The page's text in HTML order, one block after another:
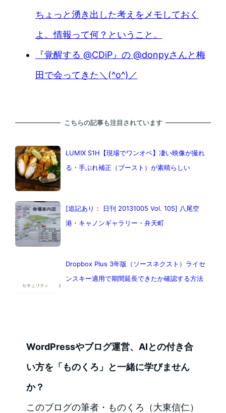
ちょっと湧き出した考えをメモしておく
よ。情報って何？ということ。
『覚醒する @CDiP』の @donpyさんと梅
田で会ってきた＼(^o^)／
こちらの記事も注目されています
LUMIX S1H【現場でワンオペ】凄い映像が撮れ
る・手ぶれ補正（ブースト）が素晴らしい
[追記あり： 日刊 20131005 Vol. 105] 八尾空
港・キャノンギャラリー・弁天町
Dropbox Plus 3年版（ソースネクスト）ライセ
ンスキー適用で期間延長できたか確認する方法
WordPressやブログ運営、AIとの付き合
い方を「ものくろ」と一緒に学びません
か？
このブログの筆者・ものくろ（大東信仁）